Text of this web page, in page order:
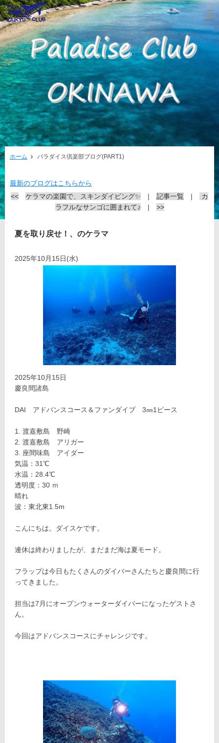
ホーム パラダイス倶楽部ブログ(PART1)
最新のブログはこちらから
<<
ケラマの楽園で、スキンダイビング✨ | 記事一覧 |
カ
ラフルなサンゴに囲まれて♪ | >>
夏を取り戻せ！、のケラマ
2025年10月15日(水)
2025年10月15日
慶良間諸島
DAI アドバンスコース＆ファンダイブ 3㎜1ピース
渡嘉敷島 野崎
渡嘉敷島 アリガー
座間味島 アイダー
気温：31℃
水温：28.4℃
透明度：30 ｍ
晴れ
波：東北東1.5m
こんにちは。ダイスケです。
連休は終わりましたが、まだまだ海は夏モード。
フラップは今日もたくさんのダイバーさんたちと慶良間に行
ってきました。
担当は7月にオープンウォーターダイバーになったゲストさ
ん。
今回はアドバンスコースにチャレンジです。